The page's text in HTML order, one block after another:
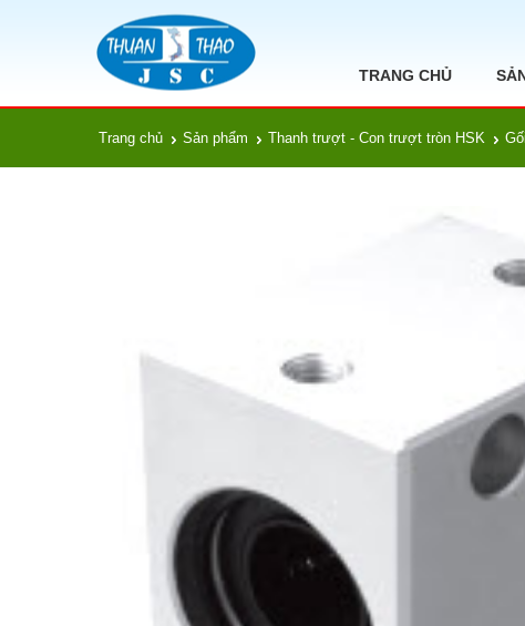
TRANG CHỦ
Trang chủ Sản phẩm Thanh trượt - Con trượt tròn HSK